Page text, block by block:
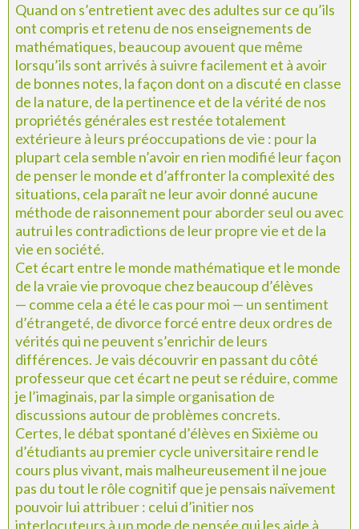
Quand on s’entretient avec des adultes sur ce qu’ils
ont compris et retenu de nos enseignements de
mathématiques, beaucoup avouent que même
lorsqu’ils sont arrivés à suivre facilement et à avoir
de bonnes notes, la façon dont on a discuté en classe
de la nature, de la pertinence et de la vérité de nos
propriétés générales est restée totalement
extérieure à leurs préoccupations de vie : pour la
plupart cela semble n’avoir en rien modifié leur façon
de penser le monde et d’affronter la complexité des
situations, cela paraît ne leur avoir donné aucune
méthode de raisonnement pour aborder seul ou avec
autrui les contradictions de leur propre vie et de la
vie en société.
Cet écart entre le monde mathématique et le monde
de la vraie vie provoque chez beaucoup d’élèves
— comme cela a été le cas pour moi — un sentiment
d’étrangeté, de divorce forcé entre deux ordres de
vérités qui ne peuvent s’enrichir de leurs
différences. Je vais découvrir en passant du côté
professeur que cet écart ne peut se réduire, comme
je l’imaginais, par la simple organisation de
discussions autour de problèmes concrets.
Certes, le débat spontané d’élèves en Sixième ou
d’étudiants au premier cycle universitaire rend le
cours plus vivant, mais malheureusement il ne joue
pas du tout le rôle cognitif que je pensais naïvement
pouvoir lui attribuer : celui d’initier nos
interlocuteurs à un mode de pensée qui les aide à